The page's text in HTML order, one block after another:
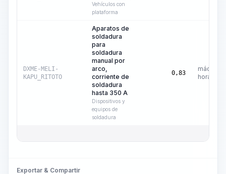
Vehículos con
plataforma
DXME-MELI-
KAPU_RITOTO
Aparatos de
soldadura
para
soldadura
manual por
arco,
corriente de
soldadura
hasta 350 A
Dispositivos y
equipos de
soldadura
0,83
máquina-
hora
Exportar & Compartir